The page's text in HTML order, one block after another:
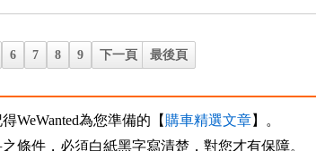
6 7 8 9 下一頁 最後頁
WeWanted為您準備的【 購車精選文章】。
條件，必須白紙黑字寫清楚，對您才有保障。